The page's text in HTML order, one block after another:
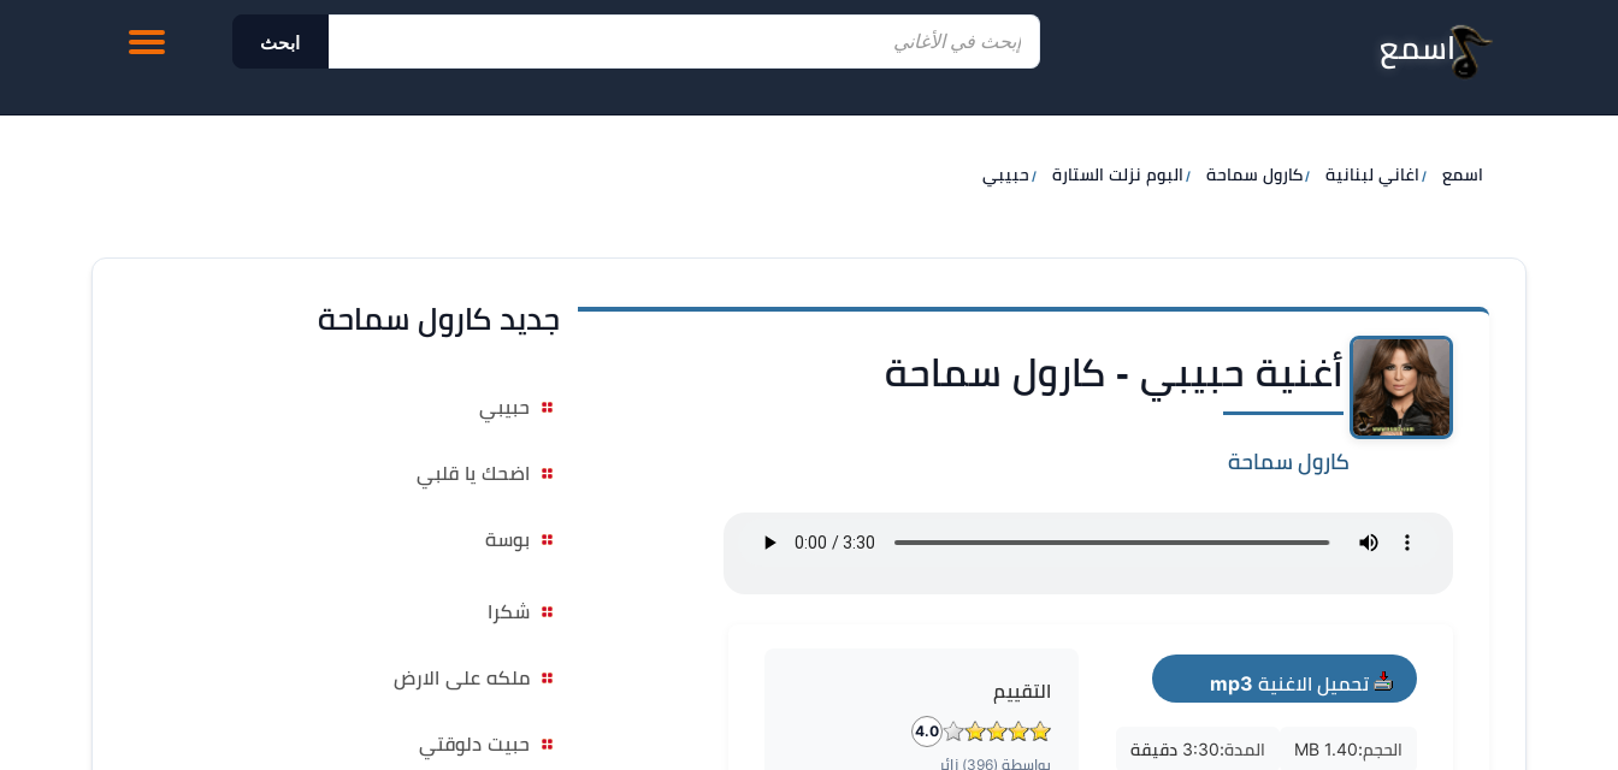
اسمع ابحث
اسمع اغاني لبنانية كارول سماحة البوم نزلت الستارة حبيبي
أغنية حبيبي - كارول سماحة
كارول سماحة
تحميل الاغنية mp3
الحجم:1.40 MB المدة:3:30 دقيقة
التقييم
4.0
بواسطة (396) زائر
جديد كارول سماحة
حبيبي
اضحك يا قلبي
بوسة
شكرا
ملكه على الارض
حبيت دلوقتي